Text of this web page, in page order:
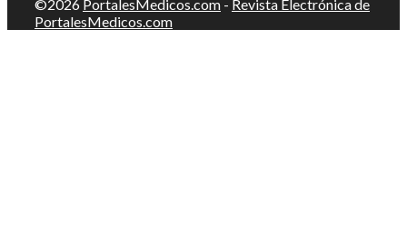
©2026 PortalesMedicos.com - Revista Electrónica de
PortalesMedicos.com